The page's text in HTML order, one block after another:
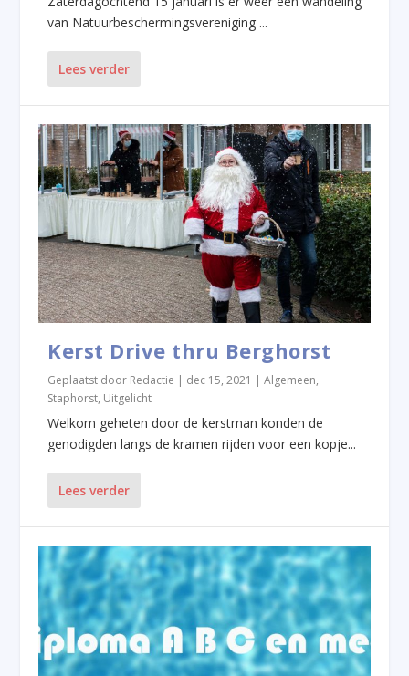
van Natuurbeschermingsvereniging ...
Lees verder
Kerst Drive thru Berghorst
Geplaatst door Redactie | dec 15, 2021 |Algemeen,
Staphorst, Uitgelicht
Welkom geheten door de kerstman konden de
genodigden langs de kramen rijden voor een kopje...
Lees verder